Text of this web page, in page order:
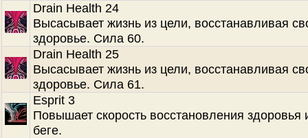
Drain Health 24
Высасывает жизнь из цели, восстанавливая
здоровье. Сила 60.
Drain Health 25
Высасывает жизнь из цели, восстанавливая
здоровье. Сила 61.
Esprit 3
Повышает скорость восстановления
беге.